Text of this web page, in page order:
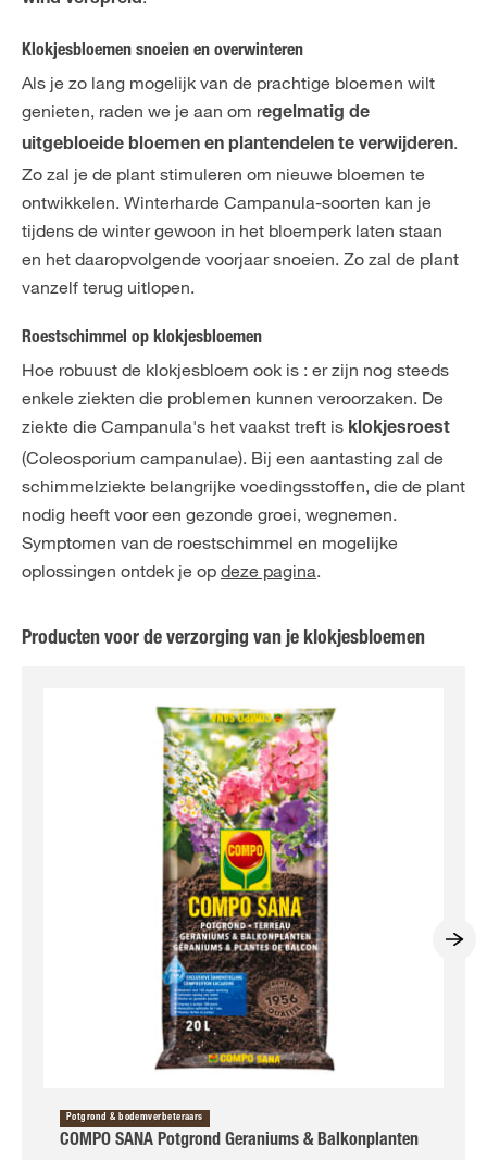
Klokjesbloemen snoeien en overwinteren
Als je zo lang mogelijk van de prachtige bloemen wilt
genieten, raden we je aan om regelmatig de
uitgebloeide bloemen en plantendelen te verwijderen.
Zo zal je de plant stimuleren om nieuwe bloemen te
ontwikkelen. Winterharde Campanula-soorten kan je
tijdens de winter gewoon in het bloemperk laten staan
en het daaropvolgende voorjaar snoeien. Zo zal de plant
vanzelf terug uitlopen.
Roestschimmel op klokjesbloemen
Hoe robuust de klokjesbloem ook is : er zijn nog steeds
enkele ziekten die problemen kunnen veroorzaken. De
ziekte die Campanula's het vaakst treft is klokjesroest
(Coleosporium campanulae). Bij een aantasting zal de
schimmelziekte belangrijke voedingsstoffen, die de plant
nodig heeft voor een gezonde groei, wegnemen.
Symptomen van de roestschimmel en mogelijke
oplossingen ontdek je op deze pagina.
Producten voor de verzorging van je klokjesbloemen
Potgrond & bodemverbeteraars
COMPO SANA Potgrond Geraniums & Balkonplanten